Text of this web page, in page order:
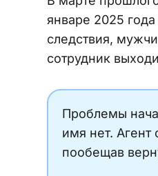
январе 2025
следствия,
сотрудник
Проблемы
имя нет. Агент
пообещав